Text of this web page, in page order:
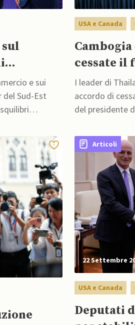
e sui
Sud-Est
USA e Canada
cessate il
I leader di
accordo di
del presidente
Articoli
22 Settembre
USA e Canada
Deputati